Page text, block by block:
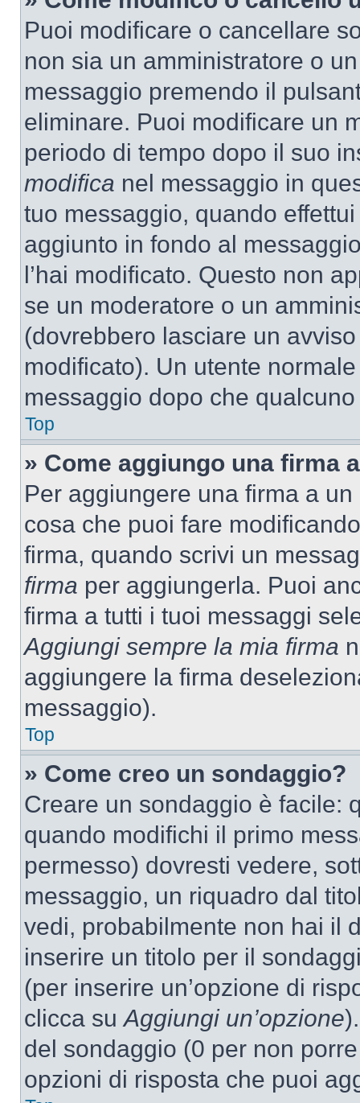
Puoi modificare o cancellare
non sia un amministratore o
messaggio premendo il
eliminare. Puoi modificare un
periodo di tempo dopo il suo
modifica nel messaggio in
tuo messaggio, quando
aggiunto in fondo al
l’hai modificato. Questo non
se un moderatore o un
(dovrebbero lasciare un
modificato). Un utente
messaggio dopo che
Top
» Come aggiungo una firma
Per aggiungere una firma a
cosa che puoi fare
firma, quando scrivi un
firma per aggiungerla. Puoi
firma a tutti i tuoi messaggi
Aggiungi sempre la mia firma
aggiungere la firma
messaggio).
Top
» Come creo un sondaggio?
Creare un sondaggio è facile:
quando modifichi il primo
permesso) dovresti vedere,
messaggio, un riquadro dal
vedi, probabilmente non hai il
inserire un titolo per il
(per inserire un’opzione di
clicca suAggiungi un’opzione
del sondaggio (0 per non
opzioni di risposta che puoi